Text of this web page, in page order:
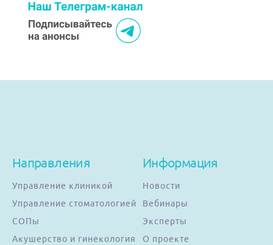
Направления
Управление клиникой
Управление стоматологией
СОПы
Акушерство и гинекология
Информация
Новости
Вебинары
Эксперты
О проекте